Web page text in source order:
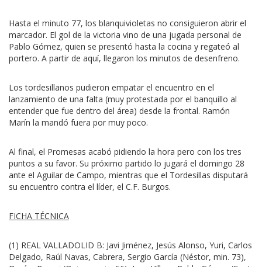
Hasta el minuto 77, los blanquivioletas no consiguieron abrir el
marcador. El gol de la victoria vino de una jugada personal de
Pablo Gómez, quien se presentó hasta la cocina y regateó al
portero. A partir de aquí, llegaron los minutos de desenfreno.
Los tordesillanos pudieron empatar el encuentro en el
lanzamiento de una falta (muy protestada por el banquillo al
entender que fue dentro del área) desde la frontal. Ramón
Marín la mandó fuera por muy poco.
Al final, el Promesas acabó pidiendo la hora pero con los tres
puntos a su favor. Su próximo partido lo jugará el domingo 28
ante el Aguilar de Campo, mientras que el Tordesillas disputará
su encuentro contra el líder, el C.F. Burgos.
FICHA TÉCNICA
(1) REAL VALLADOLID B: Javi Jiménez, Jesús Alonso, Yuri, Carlos
Delgado, Raúl Navas, Cabrera, Sergio García (Néstor, min. 73),